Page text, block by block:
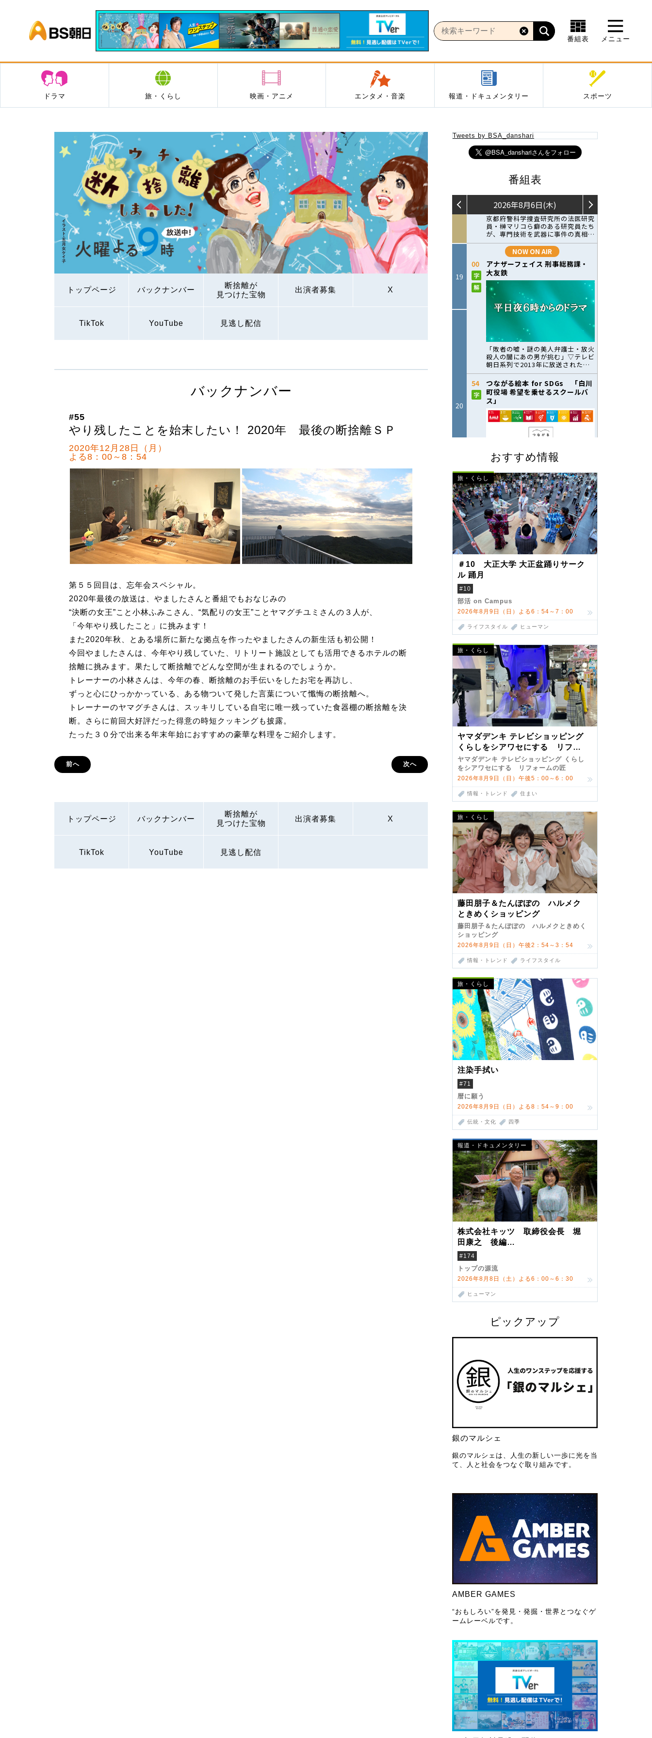
BS朝日
番組表 メニュー
ドラマ 旅・くらし 映画・アニメ エンタメ・音楽 報道・ドキュメンタリー スポーツ
トップページ バックナンバー
断捨離が
見つけた宝物
出演者募集 X
TikTok YouTube 見逃し配信
Tweets by BSA_danshari
番組表
おすすめ情報
旅・くらし
＃10 大正大学 大正盆踊りサーク
ル 踊月
#10
部活 on Campus
2026年8月9日（日）よる6：54～7：00
ライフスタイル ヒューマン
旅・くらし
ヤマダデンキ テレビショッピング
くらしをシアワセにする リフォ
ームの匠 第7弾
ヤマダデンキ テレビショッピング くらし
をシアワセにする リフォームの匠
2026年8月9日（日）午後5：00～6：00
情報・トレンド 住まい
旅・くらし
藤田朋子＆たんぽぽの ハルメク
ときめくショッピング
藤田朋子＆たんぽぽの ハルメクときめく
ショッピング
2026年8月9日（日）午後2：54～3：54
情報・トレンド ライフスタイル
旅・くらし
注染手拭い
#71
暦に願う
2026年8月9日（日）よる8：54～9：00
伝統・文化 四季
報道・ドキュメンタリー
株式会社キッツ 取締役会長 堀
田康之 後編
米国駐在でも浮かんだ八ヶ岳 山
小屋を営んだ父母
#174
トップの源流
2026年8月8日（土）よる6：00～6：30
ヒューマン
ピックアップ
銀のマルシェ
銀のマルシェは、人生の新しい一歩に光を当
て、人と社会をつなぐ取り組みです。
AMBER GAMES
“おもしろい”を発見・発掘・世界とつなぐゲ
ームレーベルです。
バックナンバー
#55
やり残したことを始末したい！ 2020年 最後の断捨離ＳＰ
2020年12月28日（月）
よる8：00～8：54
第５５回目は、忘年会スペシャル。
2020年最後の放送は、やましたさんと番組でもおなじみの
“決断の女王”こと小林ふみこさん、“気配りの女王”ことヤマグチユミさんの３人が、
「今年やり残したこと」に挑みます！
また2020年秋、とある場所に新たな拠点を作ったやましたさんの新生活も初公開！
今回やましたさんは、今年やり残していた、リトリート施設としても活用できるホテルの断
捨離に挑みます。果たして断捨離でどんな空間が生まれるのでしょうか。
トレーナーの小林さんは、今年の春、断捨離のお手伝いをしたお宅を再訪し、
ずっと心にひっかかっている、ある物ついて発した言葉について懺悔の断捨離へ。
トレーナーのヤマグチさんは、スッキリしている自宅に唯一残っていた食器棚の断捨離を決
断。さらに前回大好評だった得意の時短クッキングも披露。
たった３０分で出来る年末年始におすすめの豪華な料理をご紹介します。
前へ 次へ
トップページ バックナンバー
断捨離が
見つけた宝物
出演者募集 X
TikTok YouTube 見逃し配信